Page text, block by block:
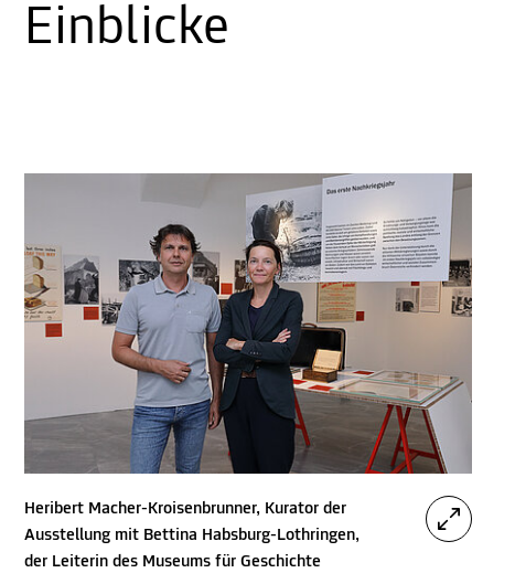
Einblicke
Heribert Macher-Kroisenbrunner, Kurator der
Ausstellung mit Bettina Habsburg-Lothringen,
der Leiterin des Museums für Geschichte